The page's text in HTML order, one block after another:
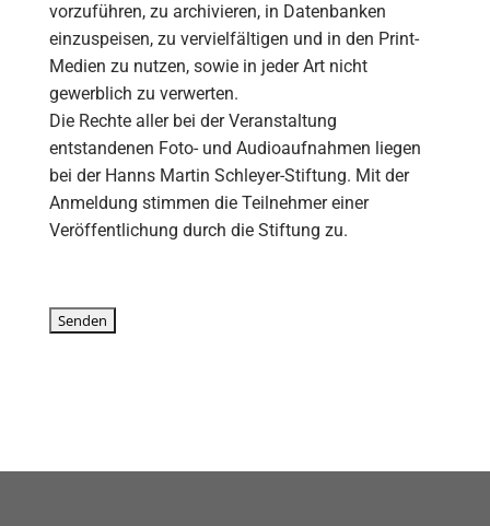
vorzuführen, zu archivieren, in Datenbanken
einzuspeisen, zu vervielfältigen und in den Print-
Medien zu nutzen, sowie in jeder Art nicht
gewerblich zu verwerten.
Die Rechte aller bei der Veranstaltung
entstandenen Foto- und Audioaufnahmen liegen
bei der Hanns Martin Schleyer-Stiftung. Mit der
Anmeldung stimmen die Teilnehmer einer
Veröffentlichung durch die Stiftung zu.